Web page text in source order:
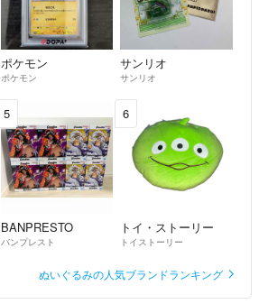
ポケモン
ポケモン
サンリオ
サンリオ
5
BANPRESTO
バンプレスト
6
トイ・ストーリー
トイストーリー
ぬいぐるみの人気ブランドランキング